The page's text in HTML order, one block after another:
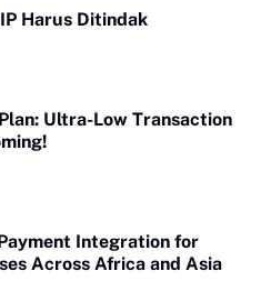
Harus Ditindak
Ultra-Low Transaction
Integration for
Across Africa and Asia